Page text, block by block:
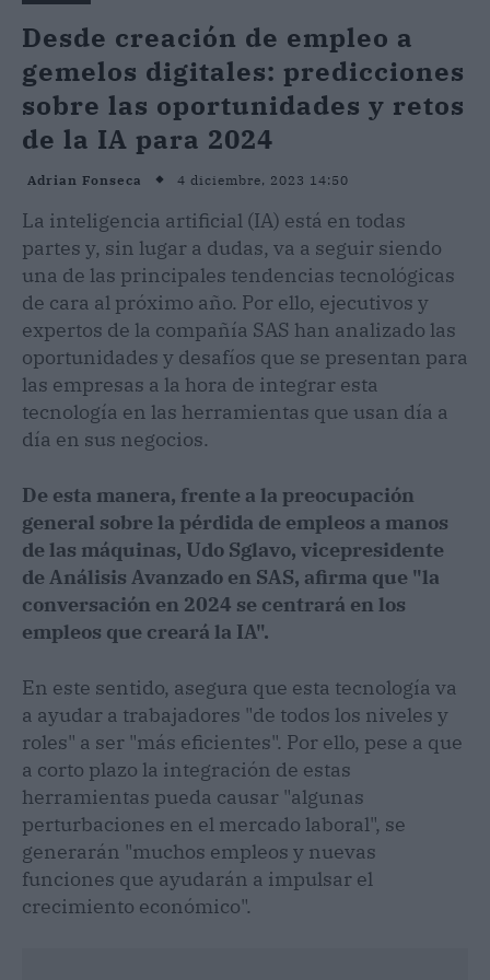
Desde creación de empleo a
gemelos digitales: predicciones
sobre las oportunidades y retos
de la IA para 2024
Adrian Fonseca 4 diciembre, 2023 14:50
La inteligencia artificial (IA) está en todas
partes y, sin lugar a dudas, va a seguir siendo
una de las principales tendencias tecnológicas
de cara al próximo año. Por ello, ejecutivos y
expertos de la compañía SAS han analizado las
oportunidades y desafíos que se presentan para
las empresas a la hora de integrar esta
tecnología en las herramientas que usan día a
día en sus negocios.
De esta manera, frente a la preocupación
general sobre la pérdida de empleos a manos
de las máquinas, Udo Sglavo, vicepresidente
de Análisis Avanzado en SAS, afirma que "la
conversación en 2024 se centrará en los
empleos que creará la IA".
En este sentido, asegura que esta tecnología va
a ayudar a trabajadores "de todos los niveles y
roles" a ser "más eficientes". Por ello, pese a que
a corto plazo la integración de estas
herramientas pueda causar "algunas
perturbaciones en el mercado laboral", se
generarán "muchos empleos y nuevas
funciones que ayudarán a impulsar el
crecimiento económico".